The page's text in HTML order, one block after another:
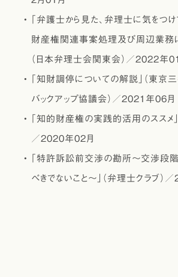
｢弁護士から見た、弁理士に気をつ
財産権関連事案処理及び周辺業務
（日本弁理士会関東会）／2022年
｢知財調停についての解説」（東京
バックアップ協議会）／2021年06月
｢知的財産権の実践的活用のススメ」
／2020年02月
｢特許訴訟前交渉の勘所～交渉段階
べきでないこと～」（弁理士クラブ）